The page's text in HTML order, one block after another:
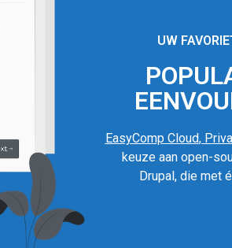
UW
EasyComp Cloud,
keuze aan open-
Drupal, die met